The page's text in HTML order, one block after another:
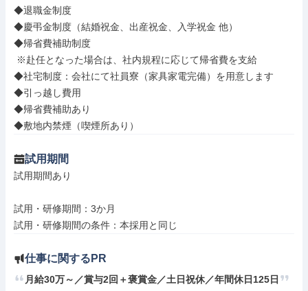
◆退職金制度
◆慶弔金制度（結婚祝金、出産祝金、入学祝金 他）
◆帰省費補助制度
◆社宅制度：会社にて社員寮（家具家電完備）を用意します
◆引っ越し費用
◆帰省費補助あり
◆敷地内禁煙（喫煙所あり）
試用期間
試用期間あり
試用・研修期間：3か月
仕事に関するPR
月給30万～／賞与2回＋褒賞金／土日祝休／年間休日125日